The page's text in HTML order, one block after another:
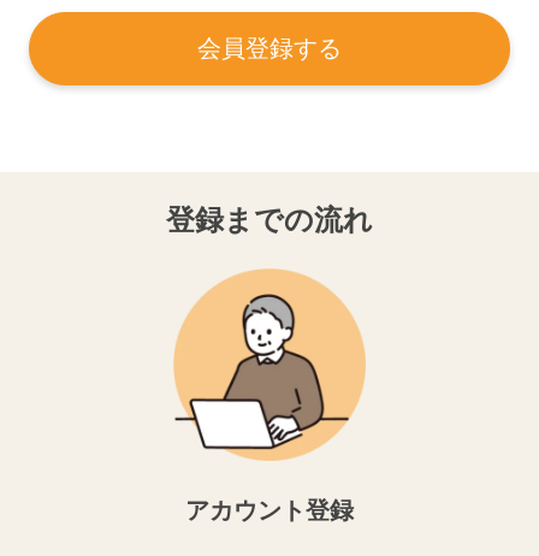
会員登録する
登録までの流れ
アカウント登録